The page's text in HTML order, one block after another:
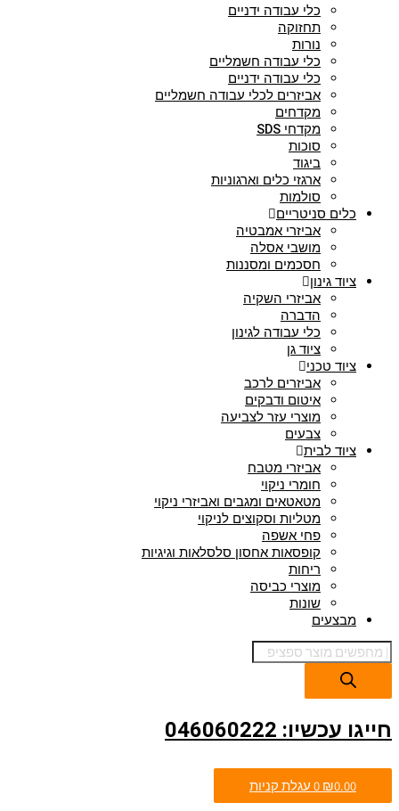
כלי עבודה ידניים
תחזוקה
נורות
כלי עבודה חשמליים
כלי עבודה ידניים
אביזרים לכלי עבודה חשמליים
מקדחים
מקדחי SDS
סוכות
ביגוד
ארגזי כלים וארגוניות
סולמות
כלים סניטריים
אביזרי אמבטיה
מושבי אסלה
חסכמים ומסננות
ציוד גינון
אביזרי השקיה
הדברה
כלי עבודה לגינון
ציוד גן
ציוד טכני
אביזרים לרכב
איטום ודבקים
מוצרי עזר לצביעה
צבעים
ציוד לבית
אביזרי מטבח
חומרי ניקוי
מטאטאים ומגבים ואביזרי ניקוי
מטליות וסקוצים לניקוי
פחי אשפה
קופסאות אחסון סלסלאות וגיגיות
ריחות
מוצרי כביסה
שונות
מבצעים
חייגו עכשיו: 046060222
₪0.00
0 עגלת קניות